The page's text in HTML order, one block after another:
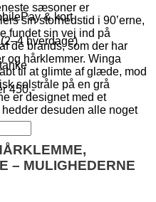
& kort
hverdage)
450,-
sæsoner er
sin storhedstid i 90’erne,
fundet sin vej ind på
de brands, som der har
og hårklemmer. Winga
til at glimte af glæde, mod
solstråle på en grå
er designet med et
desuden alle noget
– MULIGHEDERNE